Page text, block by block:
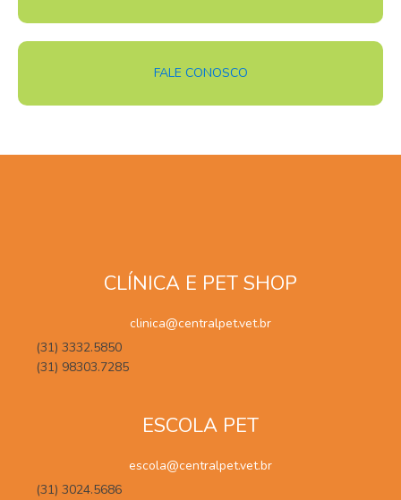
FALE CONOSCO
CLÍNICA E PET SHOP
clinica@centralpet.vet.br
(31) 3332.5850
(31) 98303.7285
ESCOLA PET
escola@centralpet.vet.br
(31) 3024.5686